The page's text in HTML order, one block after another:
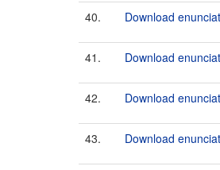
40. Download
41. Download
42. Download
43. Download